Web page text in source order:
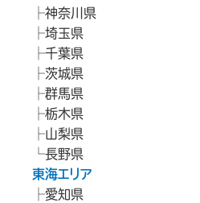
神奈川県
埼玉県
千葉県
茨城県
群馬県
栃木県
山梨県
長野県
東海エリア
愛知県